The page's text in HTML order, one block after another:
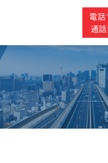
電話
通